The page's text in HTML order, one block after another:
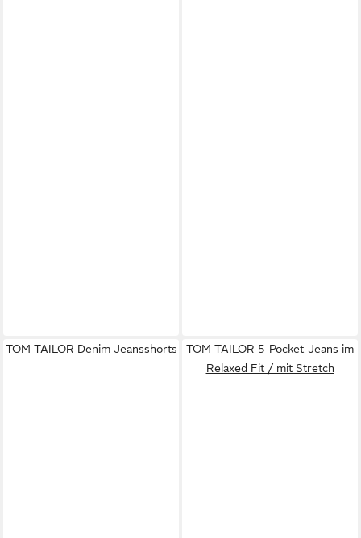
TOM TAILOR Denim Jeansshorts
TOM TAILOR 5-Pocket-Jeans im
Relaxed Fit / mit Stretch